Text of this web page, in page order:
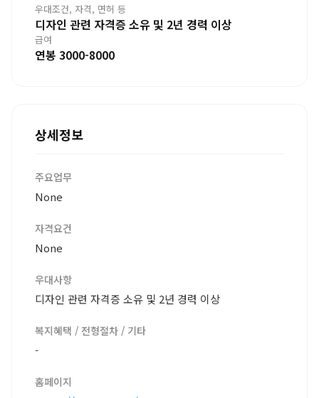
우대조건, 자격, 면허 등
디자인 관련 자격증 소유 및 2년 경력 이상
급여
연봉 3000-8000
상세정보
주요업무
None
자격요건
None
우대사항
디자인 관련 자격증 소유 및 2년 경력 이상
복지혜택 / 전형절차 / 기타
-
홈페이지